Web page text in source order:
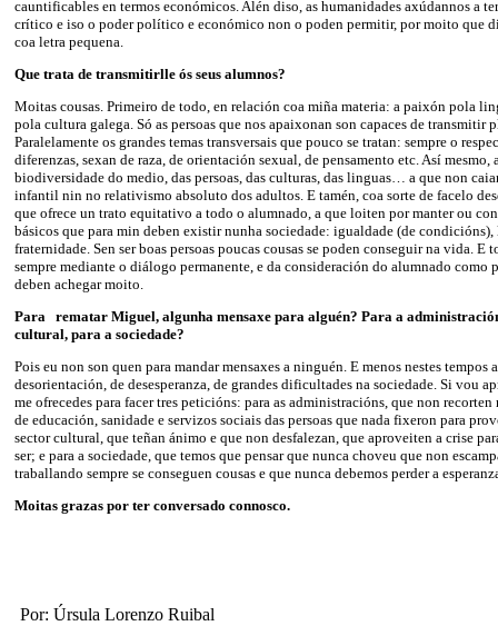
cauntificables en termos económicos. Alén diso, as humanidades axúdannos a
crítico e iso o poder político e económico non o poden permitir, por moito que
coa letra pequena.
Que trata de transmitirlle ós seus alumnos?
Moitas cousas. Primeiro de todo, en relación coa miña materia: a paixón pola
pola cultura galega. Só as persoas que nos apaixonan son capaces de transmitir
Paralelamente os grandes temas transversais que pouco se tratan: sempre o
diferenzas, sexan de raza, de orientación sexual, de pensamento etc. Así mesmo,
biodiversidade do medio, das persoas, das culturas, das linguas… a que non
infantil nin no relativismo absoluto dos adultos. E tamén, coa sorte de facelo
que ofrece un trato equitativo a todo o alumnado, a que loiten por manter ou
básicos que para min deben existir nunha sociedade: igualdade (de condicións),
fraternidade. Sen ser boas persoas poucas cousas se poden conseguir na vida. E
sempre mediante o diálogo permanente, e da consideración do alumnado como
deben achegar moito.
Para rematar Miguel, algunha mensaxe para alguén? Para a
cultural, para a sociedade?
Pois eu non son quen para mandar mensaxes a ninguén. E menos nestes tempos
desorientación, de desesperanza, de grandes dificultades na sociedade. Si vou
me ofrecedes para facer tres peticións: para as administracións, que non recorten
de educación, sanidade e servizos sociais das persoas que nada fixeron para
sector cultural, que teñan ánimo e que non desfalezan, que aproveiten a crise
ser; e para a sociedade, que temos que pensar que nunca choveu que non
traballando sempre se conseguen cousas e que nunca debemos perder a
Moitas grazas por ter conversado connosco.
Por: Úrsula Lorenzo Ruibal